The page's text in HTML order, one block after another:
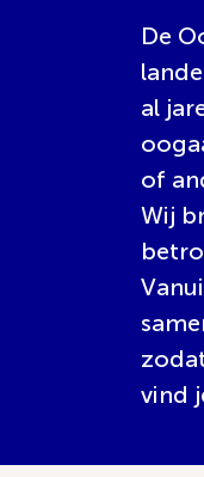
De
al
of
Wij
vind